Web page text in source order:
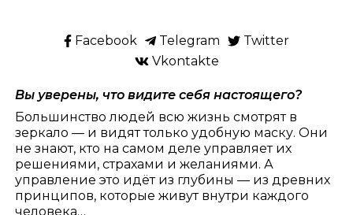
Facebook Telegram
Twitter
Vkontakte
Вы уверены, что видите себя настоящего?
Большинство людей всю жизнь смотрят в
зеркало — и видят только удобную маску. Они
не знают, кто на самом деле управляет их
решениями, страхами и желаниями. А
управление это идёт из глубины — из древних
принципов, которые живут внутри каждого
человека…